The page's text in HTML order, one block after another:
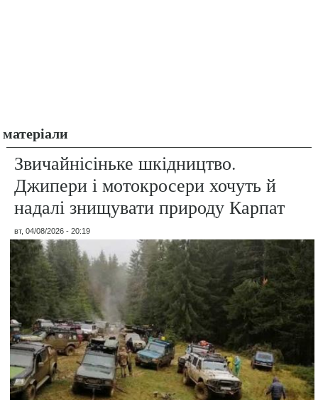
матеріали
Звичайнісіньке шкідництво.
Джипери і мотокросери хочуть й
надалі знищувати природу Карпат
вт, 04/08/2026 - 20:19